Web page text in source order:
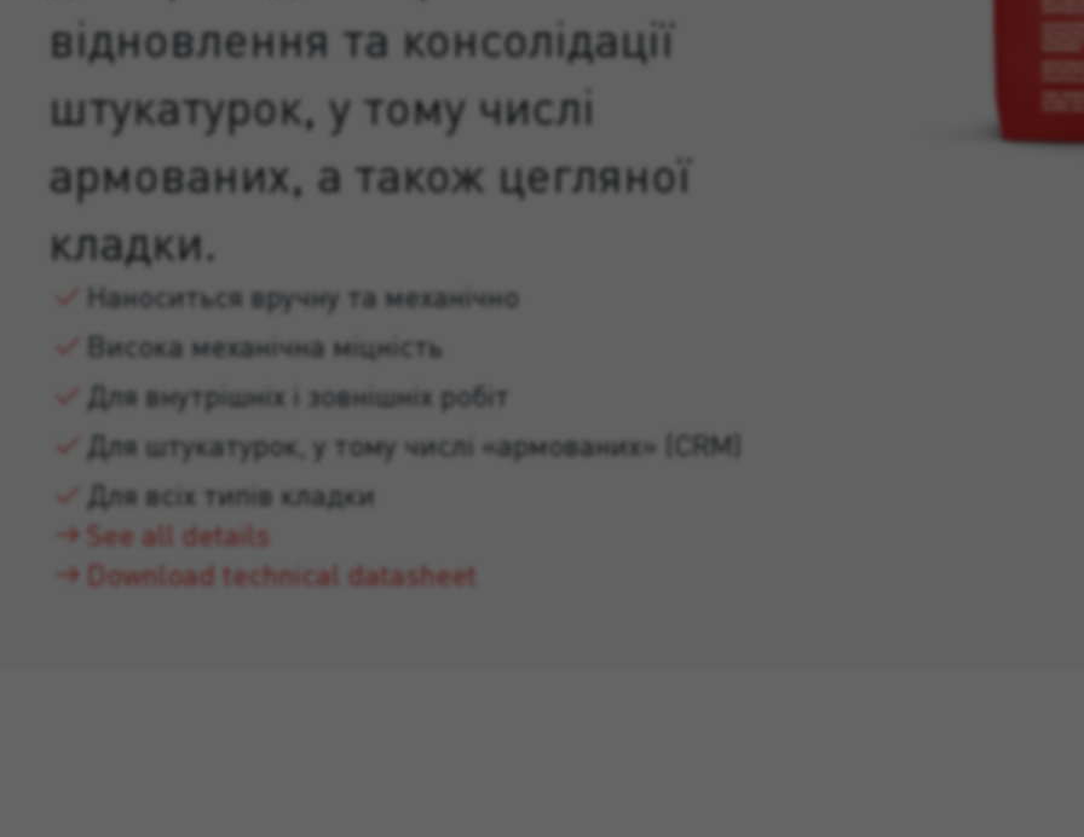
відновлення та консолідації
штукатурок, у тому числі
армованих, а також цегляної
кладки.
Наноситься вручну та механічно
Висока механічна міцність
Для внутрішніх і зовнішніх робіт
Для штукатурок, у тому числі «армованих» (CRM)
Для всіх типів кладки
See all details
Download technical datasheet